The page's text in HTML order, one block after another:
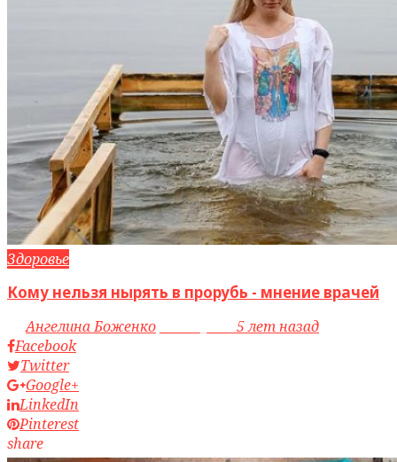
Здоровье
Кому нельзя нырять в прорубь - мнение врачей
byАнгелина Боженко
5 лет назад
Facebook
Twitter
Google+
LinkedIn
Pinterest
share